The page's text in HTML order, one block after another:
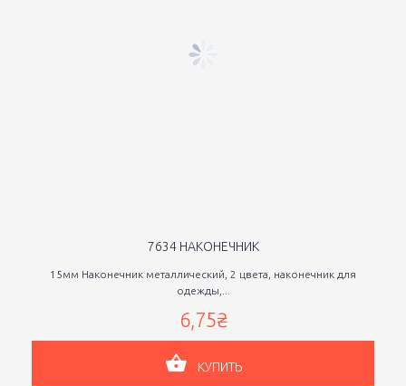
7634 НАКОНЕЧНИК
15мм Наконечник металлический, 2 цвета, наконечник для
одежды,...
6,75₴
КУПИТЬ